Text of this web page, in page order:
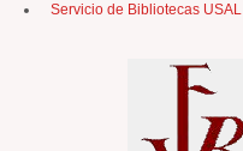
Servicio de Bibliotecas USAL